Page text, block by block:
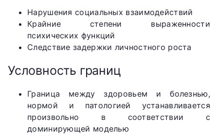
Нарушения социальных взаимодействий
Крайние степени выраженности
психических функций
Следствие задержки личностного роста
Условность границ
Граница между здоровьем и болезнью,
нормой и патологией устанавливается
произвольно в соответствии с
доминирующей моделью